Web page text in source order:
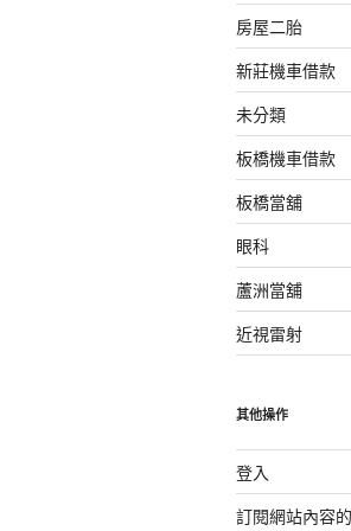
房屋二胎
新莊機車借款
未分類
板橋機車借款
板橋當舖
眼科
蘆洲當舖
近視雷射
其他操作
登入
訂閱網站內容